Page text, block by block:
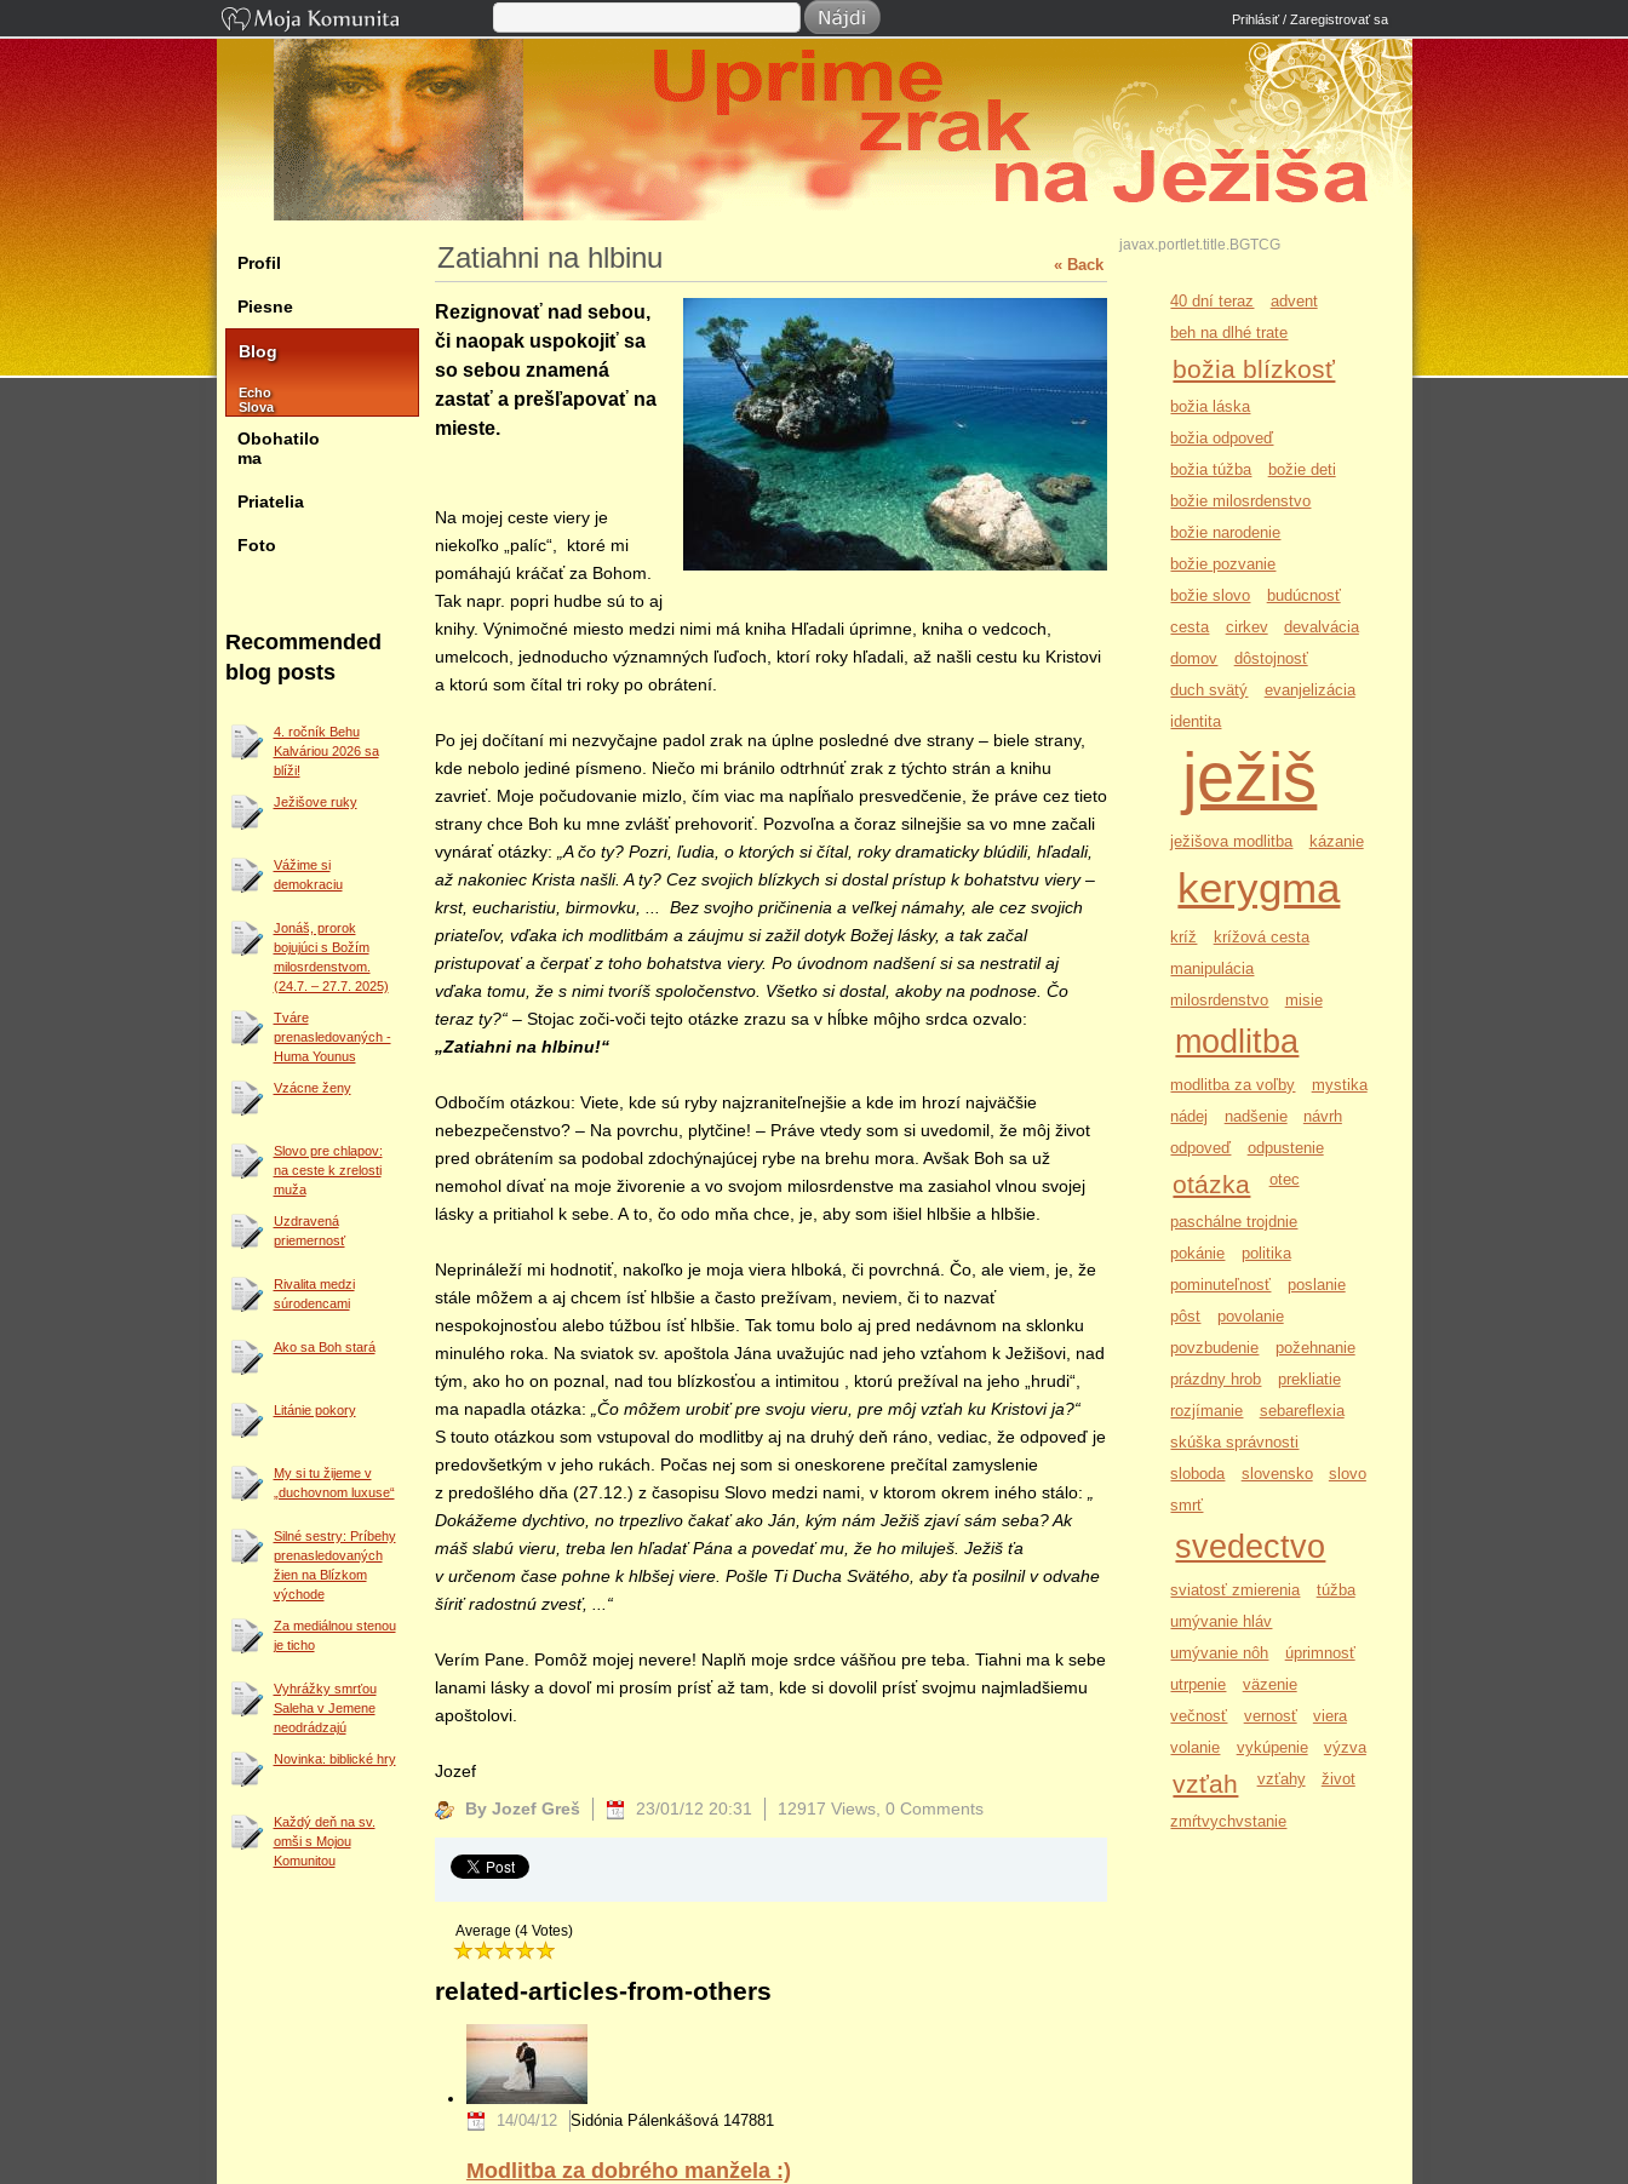
Prihlásiť / Zaregistrovať sa
« Back
Zatiahni na hlbinu
Rezignovať nad sebou,
či naopak uspokojiť sa
so sebou znamená
zastať a prešľapovať na
mieste.
Na mojej ceste viery je
niekoľko „palíc“, ktoré mi
pomáhajú kráčať za Bohom.
Tak napr. popri hudbe sú to aj
knihy. Výnimočné miesto medzi nimi má kniha Hľadali úprimne, kniha o vedcoch,
umelcoch, jednoducho významných ľuďoch, ktorí roky hľadali, až našli cestu ku Kristovi
a ktorú som čítal tri roky po obrátení.
Po jej dočítaní mi nezvyčajne padol zrak na úplne posledné dve strany – biele strany,
kde nebolo jediné písmeno. Niečo mi bránilo odtrhnúť zrak z týchto strán a knihu
zavrieť. Moje počudovanie mizlo, čím viac ma napĺňalo presvedčenie, že práve cez tieto
strany chce Boh ku mne zvlášť prehovoriť. Pozvoľna a čoraz silnejšie sa vo mne začali
vynárať otázky: „A čo ty? Pozri, ľudia, o ktorých si čítal, roky dramaticky blúdili, hľadali,
až nakoniec Krista našli. A ty? Cez svojich blízkych si dostal prístup k bohatstvu viery –
krst, eucharistiu, birmovku, ... Bez svojho pričinenia a veľkej námahy, ale cez svojich
priateľov, vďaka ich modlitbám a záujmu si zažil dotyk Božej lásky, a tak začal
pristupovať a čerpať z toho bohatstva viery. Po úvodnom nadšení si sa nestratil aj
vďaka tomu, že s nimi tvoríš spoločenstvo. Všetko si dostal, akoby na podnose. Čo
teraz ty?“ – Stojac zoči-voči tejto otázke zrazu sa v hĺbke môjho srdca ozvalo:
„Zatiahni na hlbinu!“
Odbočím otázkou: Viete, kde sú ryby najzraniteľnejšie a kde im hrozí najväčšie
nebezpečenstvo? – Na povrchu, plytčine! – Práve vtedy som si uvedomil, že môj život
pred obrátením sa podobal zdochýnajúcej rybe na brehu mora. Avšak Boh sa už
nemohol dívať na moje živorenie a vo svojom milosrdenstve ma zasiahol vlnou svojej
lásky a pritiahol k sebe. A to, čo odo mňa chce, je, aby som išiel hlbšie a hlbšie.
Neprináleží mi hodnotiť, nakoľko je moja viera hlboká, či povrchná. Čo, ale viem, je, že
stále môžem a aj chcem ísť hlbšie a často prežívam, neviem, či to nazvať
nespokojnosťou alebo túžbou ísť hlbšie. Tak tomu bolo aj pred nedávnom na sklonku
minulého roka. Na sviatok sv. apoštola Jána uvažujúc nad jeho vzťahom k Ježišovi, nad
tým, ako ho on poznal, nad tou blízkosťou a intimitou , ktorú prežíval na jeho „hrudi“,
ma napadla otázka: „Čo môžem urobiť pre svoju vieru, pre môj vzťah ku Kristovi ja?“
S touto otázkou som vstupoval do modlitby aj na druhý deň ráno, vediac, že odpoveď je
predovšetkým v jeho rukách. Počas nej som si oneskorene prečítal zamyslenie
z predošlého dňa (27.12.) z časopisu Slovo medzi nami, v ktorom okrem iného stálo: „
Dokážeme dychtivo, no trpezlivo čakať ako Ján, kým nám Ježiš zjaví sám seba? Ak
máš slabú vieru, treba len hľadať Pána a povedať mu, že ho miluješ. Ježiš ťa
v určenom čase pohne k hlbšej viere. Pošle Ti Ducha Svätého, aby ťa posilnil v odvahe
šíriť radostnú zvesť, ...“
Verím Pane. Pomôž mojej nevere! Naplň moje srdce vášňou pre teba. Tiahni ma k sebe
lanami lásky a dovoľ mi prosím prísť až tam, kde si dovolil prísť svojmu najmladšiemu
apoštolovi.
Jozef
By Jozef Greš 23/01/12 20:31 12917 Views, 0 Comments
Average (4 Votes)
related-articles-from-others
Sidónia Pálenkášová
14/04/12 147881
Modlitba za dobrého manžela :)
javax.portlet.title.BGTCG
40 dní teraz
advent
beh na dlhé trate
božia blízkosť
božia láska
božia odpoveď
božia túžba
božie deti
božie milosrdenstvo
božie narodenie
božie pozvanie
božie slovo
budúcnosť
cesta
cirkev
devalvácia
domov
dôstojnosť
duch svätý
evanjelizácia
identita
ježiš
ježišova modlitba kázanie
kerygma
kríž
krížová cesta
manipulácia
milosrdenstvo
misie
modlitba
modlitba za voľby
mystika
nádej
nadšenie
návrh
odpoveď
odpustenie
otázka otec
paschálne trojdnie
pokánie
politika
pominuteľnosť
poslanie
pôst
povolanie
povzbudenie
požehnanie
prázdny hrob
prekliatie
rozjímanie
sebareflexia
skúška správnosti
sloboda
slovensko
slovo
smrť
svedectvo
sviatosť zmierenia
túžba
umývanie hláv
umývanie nôh
úprimnosť
utrpenie
väzenie
večnosť
vernosť
viera
volanie
vykúpenie výzva
vzťah vzťahy život
zmŕtvychvstanie
Profil
Piesne
Blog
Echo
Slova
Obohatilo
ma
Priatelia
Foto
Recommended
blog posts
4. ročník Behu
Kalváriou 2026 sa
blíži!
Ježišove ruky
Vážime si
demokraciu
Jonáš, prorok
bojujúci s Božím
milosrdenstvom.
(24.7. – 27.7. 2025)
Tváre
prenasledovaných -
Huma Younus
Vzácne ženy
Slovo pre chlapov:
na ceste k zrelosti
muža
Uzdravená
priemernosť
Rivalita medzi
súrodencami
Ako sa Boh stará
Litánie pokory
My si tu žijeme v
„duchovnom luxuse“
Silné sestry: Príbehy
prenasledovaných
žien na Blízkom
východe
Za mediálnou stenou
je ticho
Vyhrážky smrťou
Saleha v Jemene
neodrádzajú
Novinka: biblické hry
Každý deň na sv.
omši s Mojou
Komunitou